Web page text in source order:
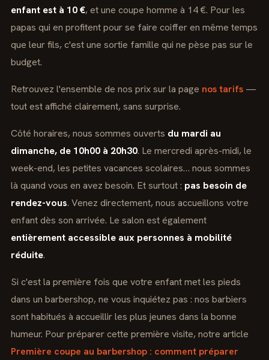
enfant est à 10 €, et une coupe homme à 14 €. Pour les
papas qui en profitent pour se faire coiffer en même temps
que leur fils, c'est une sortie famille qui ne pèse pas sur le
budget.
Retrouvez l'ensemble de nos prix sur la page nos tarifs —
tout est affiché clairement, sans surprise.
Côté horaires, nous sommes ouverts du mardi au
dimanche, de 10h00 à 20h30. Le mercredi après-midi, le
week-end, les petites vacances scolaires… nous sommes
là quand vous en avez besoin. Et surtout : pas besoin de
rendez-vous. Venez directement, nous accueillons votre
enfant dès son arrivée. Le salon est également
entièrement accessible aux personnes à mobilité
réduite.
Si c'est la première fois que votre enfant met les pieds
dans un barbershop, ne vous inquiétez pas : nos barbiers
sont habitués à accueillir les plus jeunes dans la bonne
humeur. Pour préparer cette première visite, notre article
Première coupe au barbershop : comment préparer